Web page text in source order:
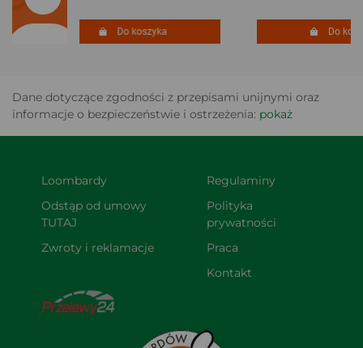
Do koszyka Do
Dane dotyczące zgodności z przepisami unijnymi oraz
informacje o bezpieczeństwie i ostrzeżenia: pokaż
Loombardy
Odstąp od umowy
TUTAJ
Zwroty i reklamacje
Regulaminy
Polityka
prywatności
Praca
Kontakt